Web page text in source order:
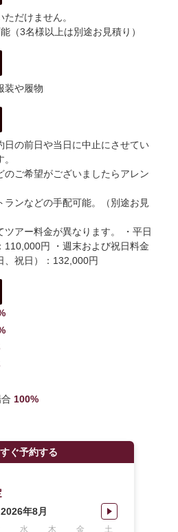
だけません。
（3名様以上は別途お見積り）
装や履物
日の前日や当日に中止にさせてい
のご希望がございましたらアレン
ランなどの手配可能。（別途お見
ツアー料金が異なります。 ・平日
110,000円 ・週末および祝日料金
、祝日）：132,000円
100%
ぐ予約する
2026年8月
水 木 金 土